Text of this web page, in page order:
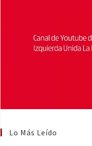
Lo Más Leído